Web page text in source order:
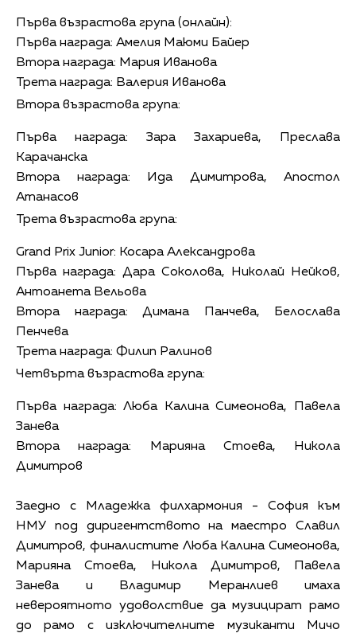
Първа възрастова група (онлайн):
Първа награда: Амелия Маюми Байер
Втора награда: Мария Иванова
Трета награда: Валерия Иванова
Втора възрастова група:
Първа награда: Зара Захариева, Преслава
Карачанска
Втора награда: Ида Димитрова, Апостол
Атанасов
Трета възрастова група:
Grand Prix Junior: Косара Александрова
Първа награда: Дара Соколова, Николай Нейков,
Антоанета Вельова
Втора награда: Димана Панчева, Белослава
Пенчева
Трета награда: Филип Ралинов
Четвърта възрастова група:
Първа награда: Люба Калина Симеонова, Павела
Занева
Втора награда: Марияна Стоева, Никола
Димитров
Заедно с Младежка филхармония - София към
НМУ под диригентството на маестро Славил
Димитров, финалистите Люба Калина Симеонова,
Марияна Стоева, Никола Димитров, Павела
Занева и Владимир Меранлиев имаха
невероятното удоволствие да музицират рамо
до рамо с изключителните музиканти Мичо